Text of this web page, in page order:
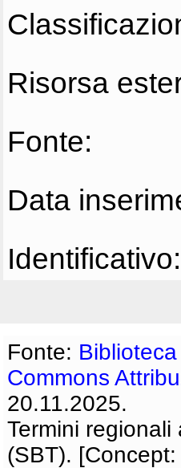
Risorsa
Fonte:
Data
Identificativo:
Fonte:
Commons
20.11.2025.
Termini regionali
(SBT).